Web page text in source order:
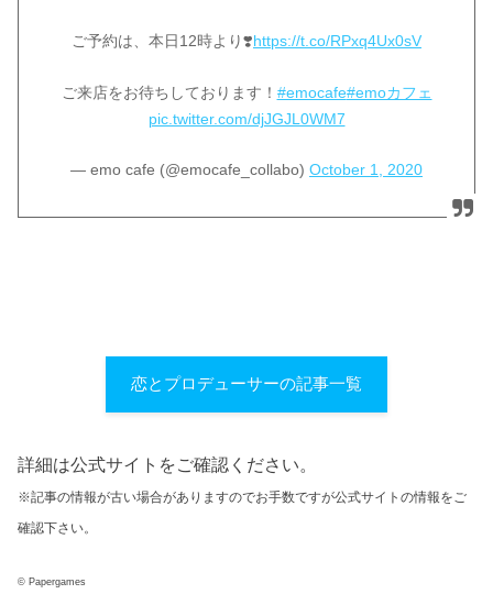
ご予約は、本日12時より❣️https://t.co/RPxq4Ux0sV
ご来店をお待ちしております！ #emocafe#emoカフェ
pic.twitter.com/djJGJL0WM7
— emo cafe (@emocafe_collabo) October 1, 2020
恋とプロデューサーの記事一覧
詳細は公式サイトをご確認ください。
※記事の情報が古い場合がありますのでお手数ですが公式サイトの情報をご
確認下さい。
© Papergames